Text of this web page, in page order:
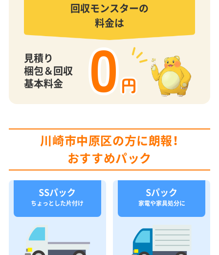
回収モンスターの
料金は
見積り
梱包＆回収
基本料金
0円
川崎市中原区の方に朗報！
おすすめパック
SSパック
ちょっとした片付け
Sパック
家電や家具処分に